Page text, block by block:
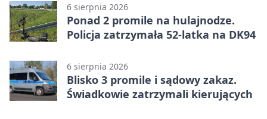
6 sierpnia 2026
Ponad 2 promile na hulajnodze.
Policja zatrzymała 52-latka na DK94
6 sierpnia 2026
Blisko 3 promile i sądowy zakaz.
Świadkowie zatrzymali kierujących